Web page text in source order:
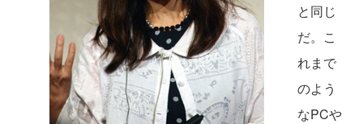
と同じ
だ。こ
れまで
のよう
なPCや